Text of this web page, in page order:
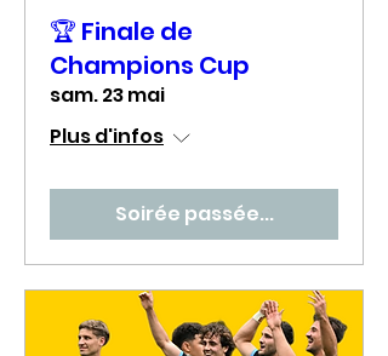
🏆 Finale de
Champions Cup
sam. 23 mai
Plus d'infos
Soirée passée...